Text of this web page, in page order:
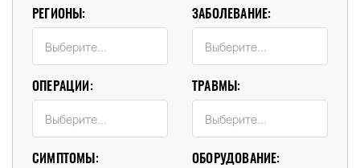
РЕГИОНЫ: ЗАБОЛЕВАНИЕ:
ОПЕРАЦИИ: ТРАВМЫ:
СИМПТОМЫ: ОБОРУДОВАНИЕ: